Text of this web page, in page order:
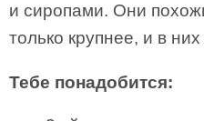
и сиропами. Они
только крупнее, и в
Тебе понадобится: